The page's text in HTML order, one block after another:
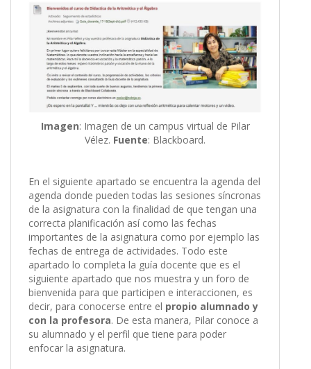
Imagen: Imagen de un campus virtual de Pilar
Vélez. Fuente: Blackboard.
En el siguiente apartado se encuentra la agenda del
agenda donde pueden todas las sesiones síncronas
de la asignatura con la finalidad de que tengan una
correcta planificación así como las fechas
importantes de la asignatura como por ejemplo las
fechas de entrega de actividades. Todo este
apartado lo completa la guía docente que es el
siguiente apartado que nos muestra y un foro de
bienvenida para que participen e interaccionen, es
decir, para conocerse entre el propio alumnado y
con la profesora. De esta manera, Pilar conoce a
su alumnado y el perfil que tiene para poder
enfocar la asignatura.